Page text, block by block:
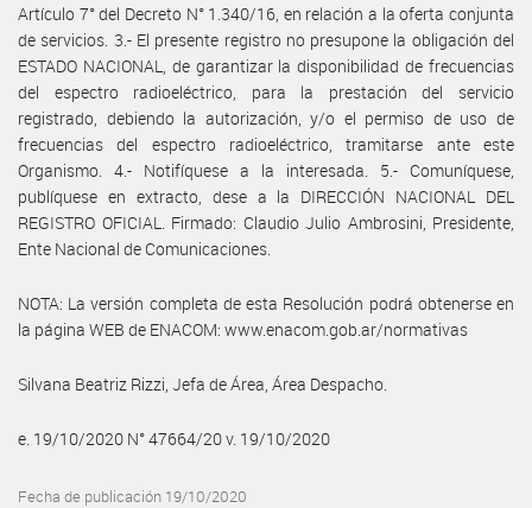
Artículo 7° del Decreto N° 1.340/16, en relación a la oferta conjunta
de servicios. 3.- El presente registro no presupone la obligación del
ESTADO NACIONAL, de garantizar la disponibilidad de frecuencias
del espectro radioeléctrico, para la prestación del servicio
registrado, debiendo la autorización, y/o el permiso de uso de
frecuencias del espectro radioeléctrico, tramitarse ante este
Organismo. 4.- Notifíquese a la interesada. 5.- Comuníquese,
publíquese en extracto, dese a la DIRECCIÓN NACIONAL DEL
REGISTRO OFICIAL. Firmado: Claudio Julio Ambrosini, Presidente,
Ente Nacional de Comunicaciones.
NOTA: La versión completa de esta Resolución podrá obtenerse en
la página WEB de ENACOM: www.enacom.gob.ar/normativas
Silvana Beatriz Rizzi, Jefa de Área, Área Despacho.
e. 19/10/2020 N° 47664/20 v. 19/10/2020
Fecha de publicación 19/10/2020